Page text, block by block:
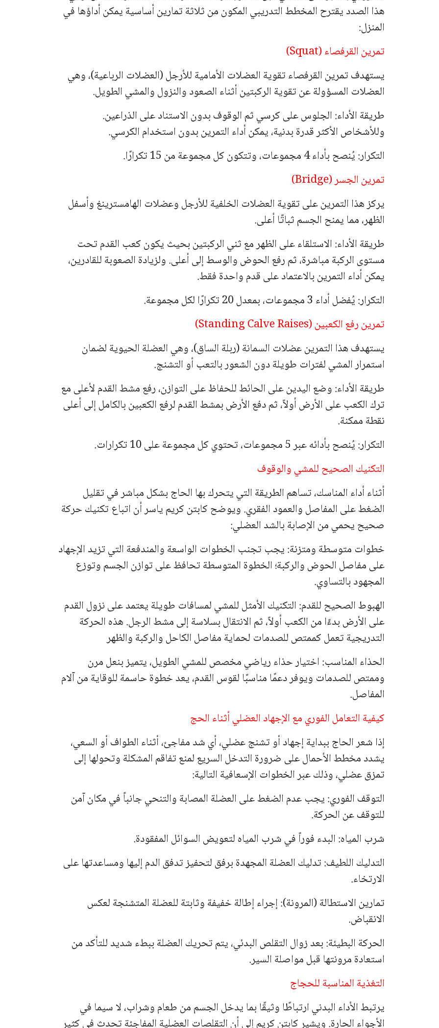
هذا الصدد يقترح المخطط التدريبي المكون من ثلاثة تمارين أساسية يمكن أداؤها في
المنزل:
تمرين القرفصاء (Squat)
يستهدف تمرين القرفصاء تقوية العضلات الأمامية للأرجل (العضلات الرباعية)، وهي
العضلات المسؤولة عن تقوية الركبتين أثناء الصعود والنزول والمشي الطويل.
طريقة الأداء: الجلوس على كرسي ثم الوقوف بدون الاستناد على الذراعين.
وللأشخاص الأكثر قدرة بدنية، يمكن أداء التمرين بدون استخدام الكرسي.
التكرار: يُنصح بأداء 4 مجموعات، وتتكون كل مجموعة من 15 تكرارًا.
تمرين الجسر (Bridge)
يركز هذا التمرين على تقوية العضلات الخلفية للأرجل وعضلات الهامسترينغ وأسفل
الظهر، مما يمنح الجسم ثباتًا أعلى.
طريقة الأداء: الاستلقاء على الظهر مع ثني الركبتين بحيث يكون كعب القدم تحت
مستوى الركبة مباشرة، ثم رفع الحوض والوسط إلى أعلى. ولزيادة الصعوبة للقادرين،
يمكن أداء التمرين بالاعتماد على قدم واحدة فقط.
التكرار: يُفضل أداء 3 مجموعات، بمعدل 20 تكرارًا لكل مجموعة.
تمرين رفع الكعبين (Standing Calve Raises)
يستهدف هذا التمرين عضلات السمانة (ربلة الساق)، وهي العضلة الحيوية لضمان
استمرار المشي لفترات طويلة دون الشعور بالتعب أو التشنج.
طريقة الأداء: وضع اليدين على الحائط للحفاظ على التوازن، رفع مشط القدم لأعلى مع
ترك الكعب على الأرض أولاً، ثم دفع الأرض بمشط القدم لرفع الكعبين بالكامل إلى أعلى
نقطة ممكنة.
التكرار: يُنصح بأدائه عبر 5 مجموعات، تحتوي كل مجموعة على 10 تكرارات.
التكنيك الصحيح للمشي والوقوف
أثناء أداء المناسك، تساهم الطريقة التي يتحرك بها الحاج بشكل مباشر في تقليل
الضغط على المفاصل والعمود الفقري. ويوضح كابتن كريم ياسر أن اتباع تكنيك حركة
صحيح يحمي من الإصابة بالشد العضلي:
خطوات متوسطة ومتزنة: يجب تجنب الخطوات الواسعة والمندفعة التي تزيد الإجهاد
على مفاصل الحوض والركبة؛ الخطوة المتوسطة تحافظ على توازن الجسم وتوزع
المجهود بالتساوي.
الهبوط الصحيح للقدم: التكنيك الأمثل للمشي لمسافات طويلة يعتمد على نزول القدم
على الأرض بدءًا من الكعب أولاً، ثم الانتقال بسلاسة إلى مشط الرجل. هذه الحركة
التدريجية تعمل كممتص للصدمات لحماية مفاصل الكاحل والركبة والظهر
الحذاء المناسب: اختيار حذاء رياضي مخصص للمشي الطويل، يتميز بنعل مرن
وممتص للصدمات ويوفر دعمًا مناسبًا لقوس القدم، يعد خطوة حاسمة للوقاية من آلام
المفاصل.
كيفية التعامل الفوري مع الإجهاد العضلي أثناء الحج
إذا شعر الحاج ببداية إجهاد أو تشنج عضلي، أي شد مفاجئ، أثناء الطواف أو السعي،
يشدد مخطط الأحمال على ضرورة التدخل السريع لمنع تفاقم المشكلة وتحولها إلى
تمزق عضلي، وذلك عبر الخطوات الإسعافية التالية:
التوقف الفوري: يجب عدم الضغط على العضلة المصابة والتنحي جانباً في مكان آمن
للتوقف عن الحركة.
شرب المياه: البدء فوراً في شرب المياه لتعويض السوائل المفقودة.
التدليك اللطيف: تدليك العضلة المجهدة برفق لتحفيز تدفق الدم إليها ومساعدتها على
الارتخاء.
تمارين الاستطالة (المرونة): إجراء إطالة خفيفة وثابتة للعضلة المتشنجة لعكس
الانقباض.
الحركة البطيئة: بعد زوال التقلص البدئي، يتم تحريك العضلة ببطء شديد للتأكد من
استعادة مرونتها قبل مواصلة السير.
التغذية المناسبة للحجاج
يرتبط الأداء البدني ارتباطًا وثيقًا بما يدخل الجسم من طعام وشراب، لا سيما في
الأجواء الحارة. ويشير كابتن كريم إلى أن التقلصات العضلية المفاجئة تحدث في كثير